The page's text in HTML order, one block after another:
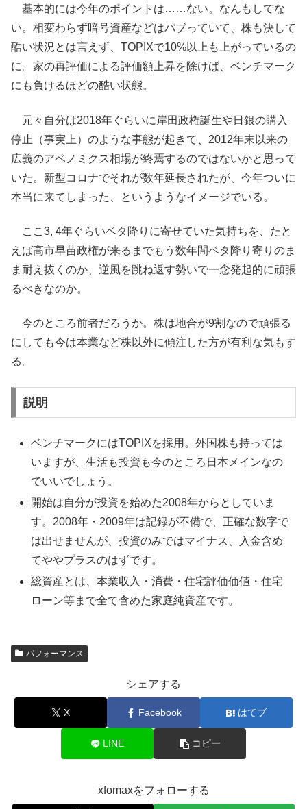
基本的には今年のポイントは……ない。なんもしてな
い。相変わらず暗号資産などはバブっていて、株も決して
酷い状況とは言えず、TOPIXで10%以上も上がっているの
に。家の再評価による評価額上昇を除けば、ベンチマーク
にも負けるほどの酷い状態。
元々自分は2018年ぐらいに岸田政権誕生や日銀の購入
停止（事実上）のような事態が起きて、2012年末以来の
広義のアベノミクス相場が終焉するのではないかと思って
いた。新型コロナでそれが数年延長されたが、今年ついに
本当に来てしまった、というようなイメージでいる。
ここ3, 4年ぐらいベタ降りに寄せていた気持ちを、たと
えば高市早苗政権が来るまでもう数年間ベタ降り寄りのま
ま耐え抜くのか、逆風を跳ね返す勢いで一念発起的に頑張
るべきなのか。
今のところ前者だろうか。株は地合が9割なので頑張る
にしても今は本業など株以外に傾注した方が有利な気もす
る。
説明
ベンチマークにはTOPIXを採用。外国株も持っては
いますが、生活も投資も今のところ日本メインなの
でいいでしょう。
開始は自分が投資を始めた2008年からとしていま
す。2008年・2009年は記録が不備で、正確な数字で
は出せませんが、投資のみではマイナス、入金含め
てややプラスのはずです。
総資産とは、本業収入・消費・住宅評価価値・住宅
ローン等まで全て含めた家庭純資産です。
パフォーマンス
シェアする
X Facebook はてブ
LINE コピー
xfomaxをフォローする